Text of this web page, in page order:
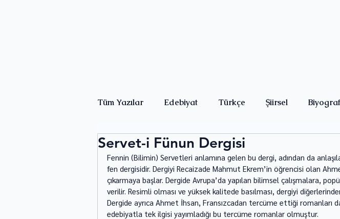
Tüm Yazılar Edebiyat Türkçe Şiirsel
Servet-i Fünun Dergisi
Fennin (Bilimin) Servetleri anlamına gelen bu dergi, adından da
fen dergisidir. Dergiyi Recaizade Mahmut Ekrem’in öğrencisi olan
çıkarmaya başlar. Dergide Avrupa’da yapılan bilimsel çalışmalara,
verilir. Resimli olması ve yüksek kalite­de basılması, dergiyi
Dergide ayrıca Ahmet İhsan, Fransızcadan tercüme ettiği roman­ları
edebiyatla tek ilgisi ya­yımladığı bu tercüme romanlar olmuştur.